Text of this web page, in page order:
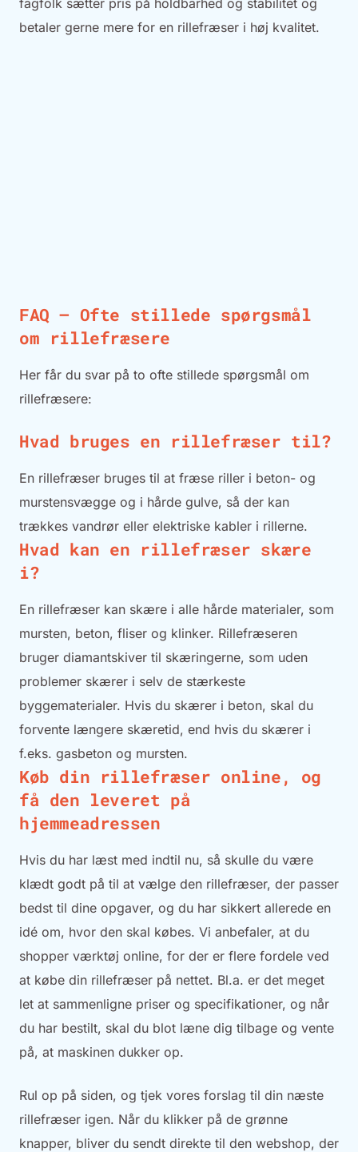
fagfolk sætter pris på holdbarhed og stabilitet og
betaler gerne mere for en rillefræser i høj kvalitet.
FAQ – Ofte stillede spørgsmål
om rillefræsere
Her får du svar på to ofte stillede spørgsmål om
rillefræsere:
Hvad bruges en rillefræser til?
En rillefræser bruges til at fræse riller i beton- og
murstensvægge og i hårde gulve, så der kan
trækkes vandrør eller elektriske kabler i rillerne.
Hvad kan en rillefræser skære
i?
En rillefræser kan skære i alle hårde materialer, som
mursten, beton, fliser og klinker. Rillefræseren
bruger diamantskiver til skæringerne, som uden
problemer skærer i selv de stærkeste
byggematerialer. Hvis du skærer i beton, skal du
forvente længere skæretid, end hvis du skærer i
f.eks. gasbeton og mursten.
Køb din rillefræser online, og
få den leveret på
hjemmeadressen
Hvis du har læst med indtil nu, så skulle du være
klædt godt på til at vælge den rillefræser, der passer
bedst til dine opgaver, og du har sikkert allerede en
idé om, hvor den skal købes. Vi anbefaler, at du
shopper værktøj online, for der er flere fordele ved
at købe din rillefræser på nettet. Bl.a. er det meget
let at sammenligne priser og specifikationer, og når
du har bestilt, skal du blot læne dig tilbage og vente
på, at maskinen dukker op.
Rul op på siden, og tjek vores forslag til din næste
rillefræser igen. Når du klikker på de grønne
knapper, bliver du sendt direkte til den webshop, der